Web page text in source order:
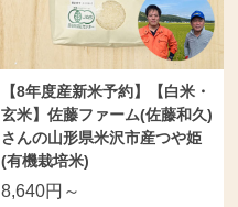
【8年度産新米予約】【白米・
玄米】佐藤ファーム(佐藤和久)
さんの山形県米沢市産つや姫
(有機栽培米)
8,640円～